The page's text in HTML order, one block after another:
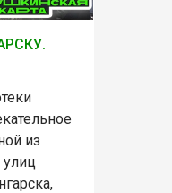
из
улиц